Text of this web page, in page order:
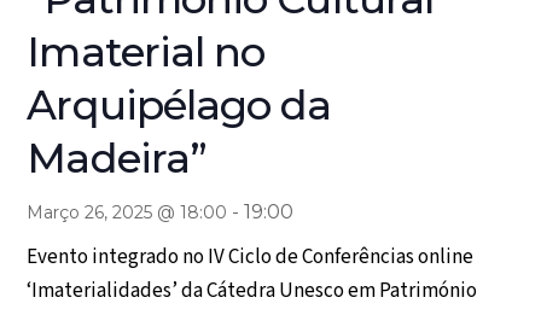
Imaterial no
Arquipélago da
Madeira”
Março 26, 2025 @ 18:00 -19:00
Evento integrado no IV Ciclo de Conferências online
‘Imaterialidades’ da Cátedra Unesco em Património